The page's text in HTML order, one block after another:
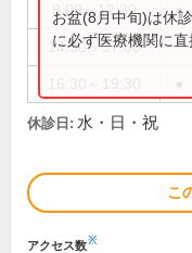
9:00～12:30 ●
14:30～17:00
お盆(8月中旬)は休
に必ず医療機関に直
休診日: 水・日・祝
こ
アクセス数※